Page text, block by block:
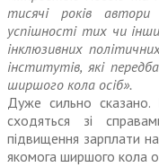
тисячі років
успішності тих чи
інклюзивних
інститутів, які
ширшого кола осіб».
Дуже сильно сказано.
сходяться зі
підвищення зарплати
якомога ширшого кола